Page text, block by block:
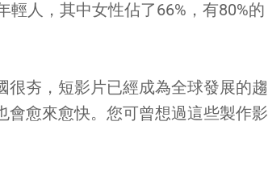
人，其中女性佔了66%，有80%的
夯，短影片已經成為全球發展的趨
愈來愈快。您可曾想過這些製作影